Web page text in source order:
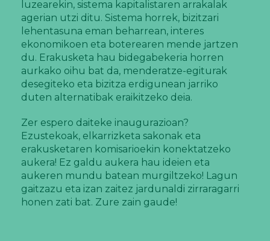
luzearekin, sistema kapitalistaren arrakalak
agerian utzi ditu. Sistema horrek, bizitzari
lehentasuna eman beharrean, interes
ekonomikoen eta boterearen mende jartzen
du. Erakusketa hau bidegabekeria horren
aurkako oihu bat da, menderatze-egiturak
desegiteko eta bizitza erdigunean jarriko
duten alternatibak eraikitzeko deia.
Zer espero daiteke inaugurazioan?
Ezustekoak, elkarrizketa sakonak eta
erakusketaren komisarioekin konektatzeko
aukera! Ez galdu aukera hau ideien eta
aukeren mundu batean murgiltzeko! Lagun
gaitzazu eta izan zaitez jardunaldi zirraragarri
honen zati bat. Zure zain gaude!